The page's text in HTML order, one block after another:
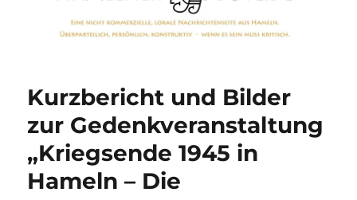
Kurzbericht und Bilder
zur Gedenkveranstaltung
„Kriegsende 1945 in
Hameln – Die